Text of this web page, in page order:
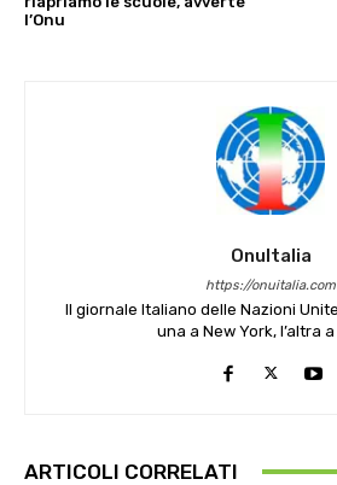
l’Onu
OnuItalia
https://onuitalia.com
Il giornale Italiano delle Nazioni
una a New York, l’altra a
ARTICOLI CORRELATI